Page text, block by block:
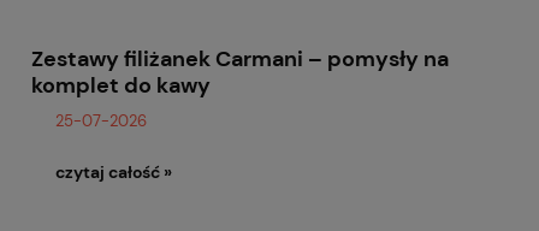
Zestawy filiżanek Carmani – pomysły na
komplet do kawy
25-07-2026
czytaj całość »